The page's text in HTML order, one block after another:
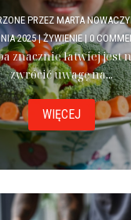
PRZEZMARTA
2025|ŻYWIENIE| 0
znacznie łatwiej jest
zwrócić uwagę na...
WIĘCEJ